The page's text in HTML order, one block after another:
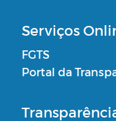
Serviços
FGTS
Portal da